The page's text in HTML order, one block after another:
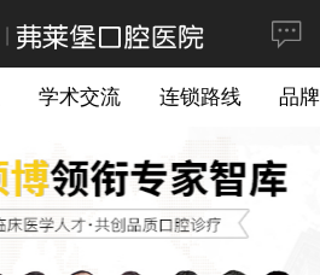
学术交流 连锁路线 品